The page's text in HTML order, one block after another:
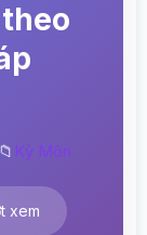
📁 Kỳ Môn
xem